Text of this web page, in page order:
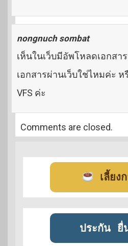
nongnuch sombat
เห็นในเว็บมีอัพโหลดเอกสา
เอกสารผ่านเว็บใช่ไหมค่ะ
VFS ค่ะ
Comments are closed.
เลี้ยง
ประกัน ยื่